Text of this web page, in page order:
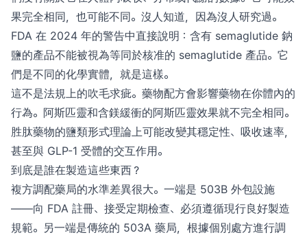
果完全相同，也可能不同。沒人知道，因為沒人研究過。
FDA 在 2024 年的警告中直接說明：含有 semaglutide 鈉
鹽的產品不能被視為等同於核准的 semaglutide 產品。它
們是不同的化學實體，就是這樣。
這不是法規上的吹毛求疵。藥物配方會影響藥物在你體內的
行為。阿斯匹靈和含鎂緩衝的阿斯匹靈效果就不完全相同。
胜肽藥物的鹽類形式理論上可能改變其穩定性、吸收速率，
甚至與 GLP-1 受體的交互作用。
到底是誰在製造這些東西？
複方調配藥局的水準差異很大。一端是 503B 外包設施
——向 FDA 註冊、接受定期檢查、必須遵循現行良好製造
規範。另一端是傳統的 503A 藥局，根據個別處方進行調